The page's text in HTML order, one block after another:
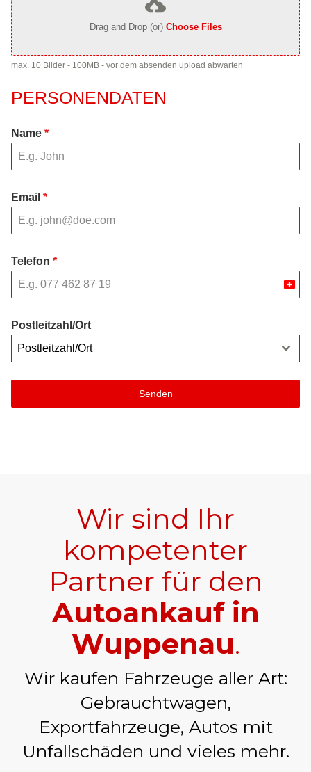
Drag and Drop (or) Choose Files
max. 10 Bilder - 100MB - vor dem absenden upload abwarten
PERSONENDATEN
Name *
Email *
Telefon *
Postleitzahl/Ort
Postleitzahl/Ort
Senden
Wir sind Ihr
kompetenter
Partner für den
Autoankauf in
Wuppenau.
Wir kaufen Fahrzeuge aller Art:
Gebrauchtwagen,
Exportfahrzeuge, Autos mit
Unfallschäden und vieles mehr.